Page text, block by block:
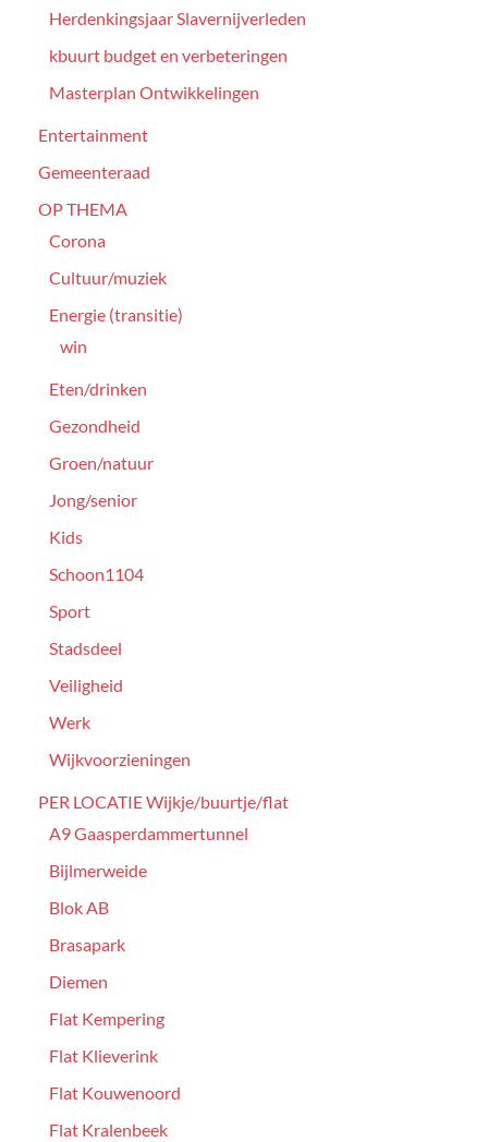
Herdenkingsjaar Slavernijverleden
kbuurt budget en verbeteringen
Masterplan Ontwikkelingen
Entertainment
Gemeenteraad
OP THEMA
Corona
Cultuur/muziek
Energie (transitie)
win
Eten/drinken
Gezondheid
Groen/natuur
Jong/senior
Kids
Schoon1104
Sport
Stadsdeel
Veiligheid
Werk
Wijkvoorzieningen
PER LOCATIE Wijkje/buurtje/flat
A9 Gaasperdammertunnel
Bijlmerweide
Blok AB
Brasapark
Diemen
Flat Kempering
Flat Klieverink
Flat Kouwenoord
Flat Kralenbeek